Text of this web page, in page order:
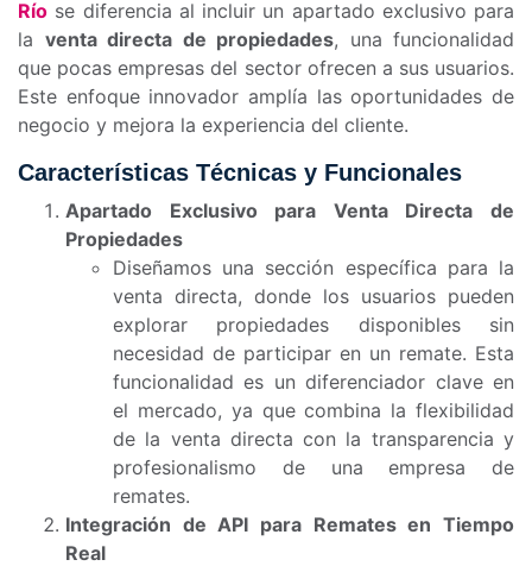
Río se diferencia al incluir un apartado exclusivo para
la venta directa de propiedades, una funcionalidad
que pocas empresas del sector ofrecen a sus usuarios.
Este enfoque innovador amplía las oportunidades de
negocio y mejora la experiencia del cliente.
Características Técnicas y Funcionales
Apartado Exclusivo para Venta Directa de
Propiedades
Diseñamos una sección específica para la
venta directa, donde los usuarios pueden
explorar propiedades disponibles sin
necesidad de participar en un remate. Esta
funcionalidad es un diferenciador clave en
el mercado, ya que combina la flexibilidad
de la venta directa con la transparencia y
profesionalismo de una empresa de
remates.
Integración de API para Remates en Tiempo
Real